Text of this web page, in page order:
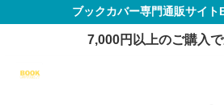
ブックカバー専門通販サイト
7,000円以上のご購入